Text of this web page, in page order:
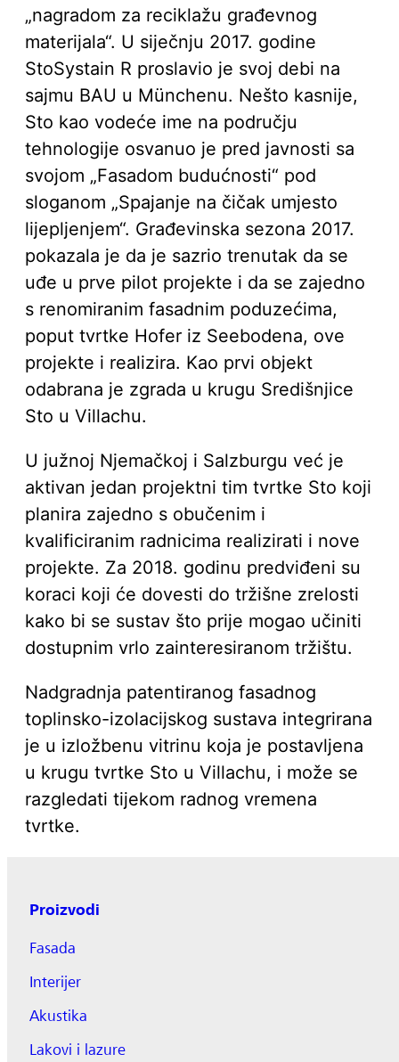
„nagradom za reciklažu građevnog
materijala“. U siječnju 2017. godine
StoSystain R proslavio je svoj debi na
sajmu BAU u Münchenu. Nešto kasnije,
Sto kao vodeće ime na području
tehnologije osvanuo je pred javnosti sa
svojom „Fasadom budućnosti“ pod
sloganom „Spajanje na čičak umjesto
lijepljenjem“. Građevinska sezona 2017.
pokazala je da je sazrio trenutak da se
uđe u prve pilot projekte i da se zajedno
s renomiranim fasadnim poduzećima,
poput tvrtke Hofer iz Seebodena, ove
projekte i realizira. Kao prvi objekt
odabrana je zgrada u krugu Središnjice
Sto u Villachu.
U južnoj Njemačkoj i Salzburgu već je
aktivan jedan projektni tim tvrtke Sto koji
planira zajedno s obučenim i
kvalificiranim radnicima realizirati i nove
projekte. Za 2018. godinu predviđeni su
koraci koji će dovesti do tržišne zrelosti
kako bi se sustav što prije mogao učiniti
dostupnim vrlo zainteresiranom tržištu.
Nadgradnja patentiranog fasadnog
toplinsko-izolacijskog sustava integrirana
je u izložbenu vitrinu koja je postavljena
u krugu tvrtke Sto u Villachu, i može se
razgledati tijekom radnog vremena
tvrtke.
Proizvodi
Fasada
Interijer
Akustika
Lakovi i lazure